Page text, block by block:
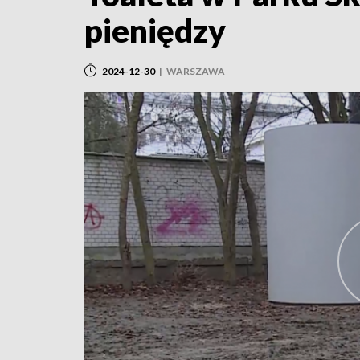
pieniędzy
2024-12-30 | WARSZAWA